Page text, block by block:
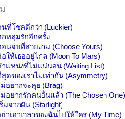
นที่โชคดีกว่า (Luckier)
กหลุมรักอีกครั้ง
อนจบที่สวยงาม (Choose Yours)
อให้เธออยู่ไกล (Moon To Mars)
ำแหน่งที่ไม่แน่นอน (Waiting List)
ดของเราไม่เท่ากัน (Asymmetry)
อยากจะคุย (Brag)
อยากรักคนอื่นแล้ว (The Chosen One)
ริ่มจากฝัน (Starlight)
ย่าเอาเวลาของฉันไปให้ใคร (My Time)